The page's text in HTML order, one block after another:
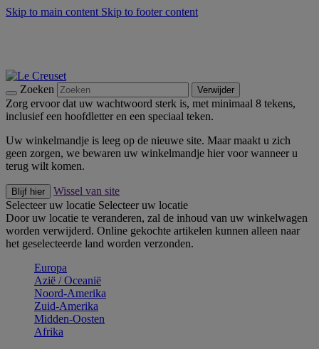
Skip to main content Skip to footer content
Zoeken Verwijder
Zorg ervoor dat uw wachtwoord sterk is, met minimaal 8 tekens,
inclusief een hoofdletter en een speciaal teken.
Uw winkelmandje is leeg op de nieuwe site. Maar maakt u zich
geen zorgen, we bewaren uw winkelmandje hier voor wanneer u
terug wilt komen.
Blijf hier
Wissel van site
Selecteer uw locatie Selecteer uw locatie
Door uw locatie te veranderen, zal de inhoud van uw winkelwagen
worden verwijderd. Online gekochte artikelen kunnen alleen naar
het geselecteerde land worden verzonden.
Europa
Aziё / Oceaniё
Noord-Amerika
Zuid-Amerika
Midden-Oosten
Afrika